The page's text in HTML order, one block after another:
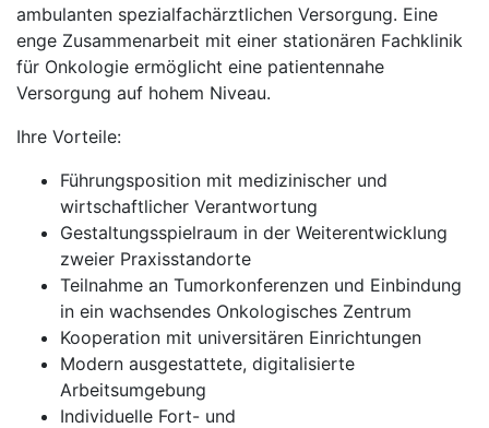
ambulanten spezialfachärztlichen Versorgung. Eine
enge Zusammenarbeit mit einer stationären Fachklinik
für Onkologie ermöglicht eine patientennahe
Versorgung auf hohem Niveau.
Ihre Vorteile:
Führungsposition mit medizinischer und
wirtschaftlicher Verantwortung
Gestaltungsspielraum in der Weiterentwicklung
zweier Praxisstandorte
Teilnahme an Tumorkonferenzen und Einbindung
in ein wachsendes Onkologisches Zentrum
Kooperation mit universitären Einrichtungen
Modern ausgestattete, digitalisierte
Arbeitsumgebung
Individuelle Fort- und